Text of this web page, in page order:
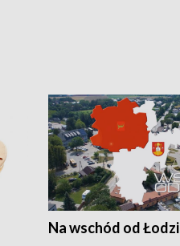
Na wschód od Łodzi